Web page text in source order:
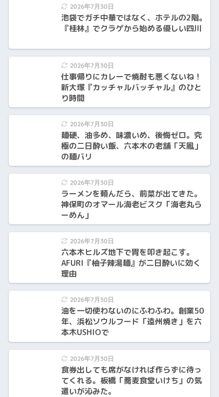
2026年7月30日
池袋でガチ中華ではなく、ホテルの2階。
『桂林』でクラゲから始める優しい四川
2026年7月30日
仕事帰りにカレーで焼酎も悪くないね！
新大塚『カッチャルバッチャル』のひと
り時間
2026年7月30日
麺硬、油多め、味濃いめ、後悔ゼロ。究
極の二日酔い飯、六本木の老舗「天鳳」
の麺バリ
2026年7月30日
ラーメンを頼んだら、前菜が出てきた。
神保町のオマール海老ビスク「海老丸ら
ーめん」
2026年7月30日
六本木ヒルズ地下で胃を叩き起こす。
AFURI『柚子辣湯麺』が二日酔いに効く
理由
2026年7月30日
油を一切使わないのにふわふわ。創業50
年、浜松ソウルフード「遠州焼き」を六
本木USHIOで
2026年7月30日
食券出しても席がなければ作らずに待っ
てくれる。板橋「蕎麦食堂いけち」の気
遣いが沁みた。